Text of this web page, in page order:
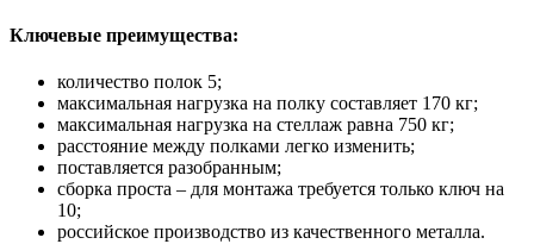
Ключевые преимущества:
количество полок 5;
максимальная нагрузка на полку составляет 170 кг;
максимальная нагрузка на стеллаж равна 750 кг;
расстояние между полками легко изменить;
поставляется разобранным;
сборка проста – для монтажа требуется только ключ на
10;
российское производство из качественного металла.